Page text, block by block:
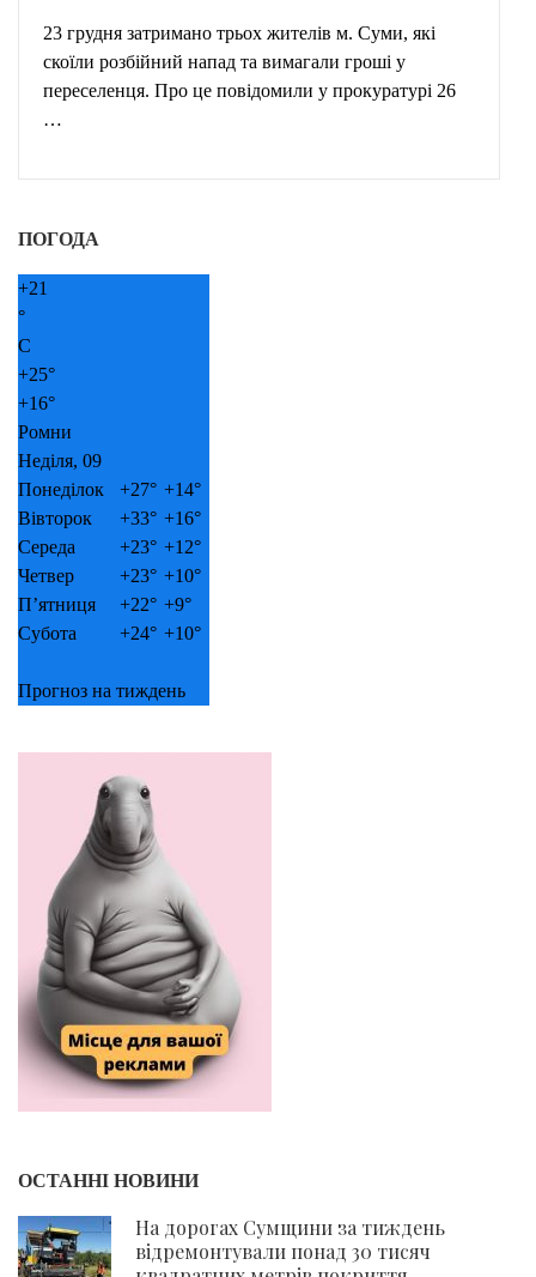
23 грудня затримано трьох жителів м. Суми, які
скоїли розбійний напад та вимагали гроші у
переселенця. Про це повідомили у прокуратурі 26
…
ПОГОДА
+21
°
C
+25°
+16°
Ромни
Неділя, 09
Понеділок
+27° +14°
Вівторок
+33° +16°
Середа
+23° +12°
Четвер
+23° +10°
П’ятниця
+22° +9°
Субота
+24° +10°
Прогноз на тиждень
ОСТАННІ НОВИНИ
На дорогах Сумщини за тиждень
відремонтували понад 30 тисяч